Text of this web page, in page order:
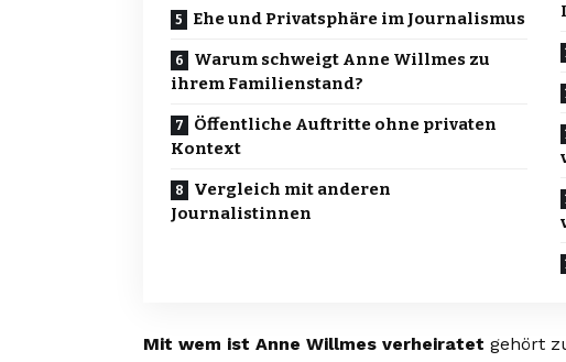
Ehe und Privatsphäre im Journalismus
Warum schweigt Anne Willmes zu
ihrem Familienstand?
Öffentliche Auftritte ohne privaten
Kontext
Vergleich mit anderen
Journalistinnen
Mit wem ist Anne Willmes verheiratet gehört